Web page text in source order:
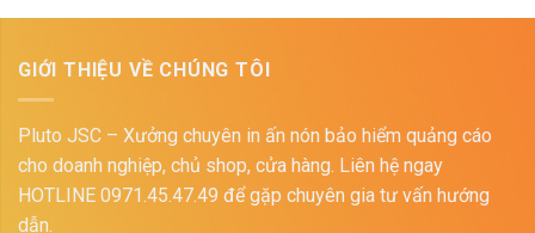
GIỚI THIỆU VỀ CHÚNG TÔI
Pluto JSC – Xưởng chuyên in ấn nón bảo hiểm quảng cáo
cho doanh nghiệp, chủ shop, cửa hàng. Liên hệ ngay
HOTLINE 0971.45.47.49 để gặp chuyên gia tư vấn hướng
dẫn.